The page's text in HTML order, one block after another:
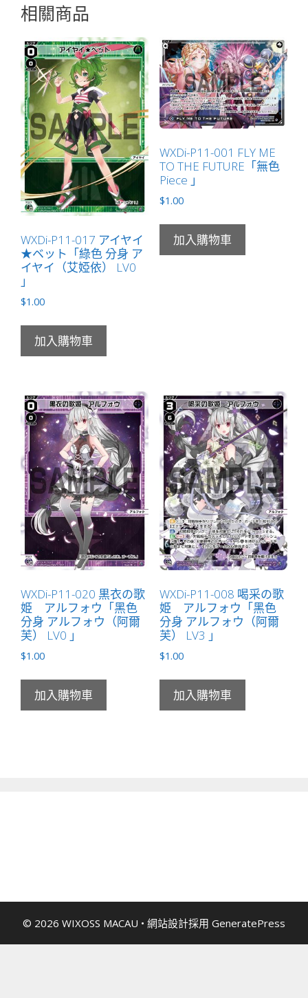
使
サ
シ
ェ・
ヌ
ー
ベ
ル
「白
色
分
サ
シ
ェ
（莎
榭）
LV0
數
相關商品
WXDi-P11-017 アイヤイ
★ベット「綠色 分身 ア
イヤイ（艾婭依） LV0
」
$1.00
加入購物車
WXDi-P11-001 FLY ME
TO THE FUTURE「無色
Piece 」
$1.00
加入購物車
WXDi-P11-020 黒衣の歌
姫 アルフォウ「黑色
分身 アルフォウ（阿爾
芙） LV0 」
$1.00
加入購物車
WXDi-P11-008 喝采の歌
姫 アルフォウ「黑色
分身 アルフォウ（阿爾
芙） LV3 」
$1.00
加入購物車
© 2026 WIXOSS MACAU • 網站設計採用 GeneratePress